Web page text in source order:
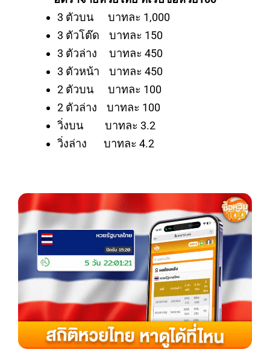
3 ตัวบน บาทละ 1,000
3 ตัวโต๊ด บาทละ 150
3 ตัวล่าง บาทละ 450
3 ตัวหน้า บาทละ 450
2 ตัวบน บาทละ 100
2 ตัวล่าง บาทละ 100
วิ่งบน บาทละ 3.2
วิ่งล่าง บาทละ 4.2